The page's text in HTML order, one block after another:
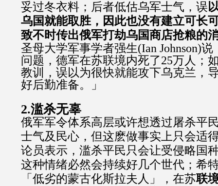
妥过冬衣料；后者低估乌军士气，误
乌国就能取胜，因此也没有建立可长
致不时传出俄军打劫乌国商店抢粮的
圣母大学军事学者强生(Ian Johnson)
问题，德军在苏联境内死了25万人；
教训，误以为很快就能攻下乌克兰，
好后勤准备。」
2.滥杀无辜
俄军军令体系高层或许想透过屠杀平
士气及民心，但这麽做事实上只会适
论员表示，滥杀平民只会让受侵略国
这种情绪必然会持续好几个世代；希
「低劣的蒙古化斯拉夫人」，在苏联